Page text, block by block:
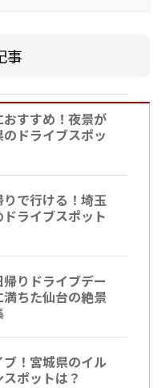
事
すすめ！夜景が
ドライブスポッ
で行ける！埼玉
ライブスポット
帰りドライブデー
満ちた仙台の絶景
！宮城県のイル
ポットは？